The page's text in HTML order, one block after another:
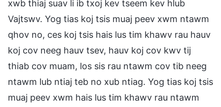
xwb thiaj suav li ib txoj kev tseem kev hlub
Vajtswv. Yog tias koj tsis muaj peev xwm ntawm
qhov no, ces koj tsis hais lus tim khawv rau hauv
koj cov neeg hauv tsev, hauv koj cov kwv tij
thiab cov muam, los sis rau ntawm cov tib neeg
ntawm lub ntiaj teb no xub ntiag. Yog tias koj tsis
muaj peev xwm hais lus tim khawv rau ntawm